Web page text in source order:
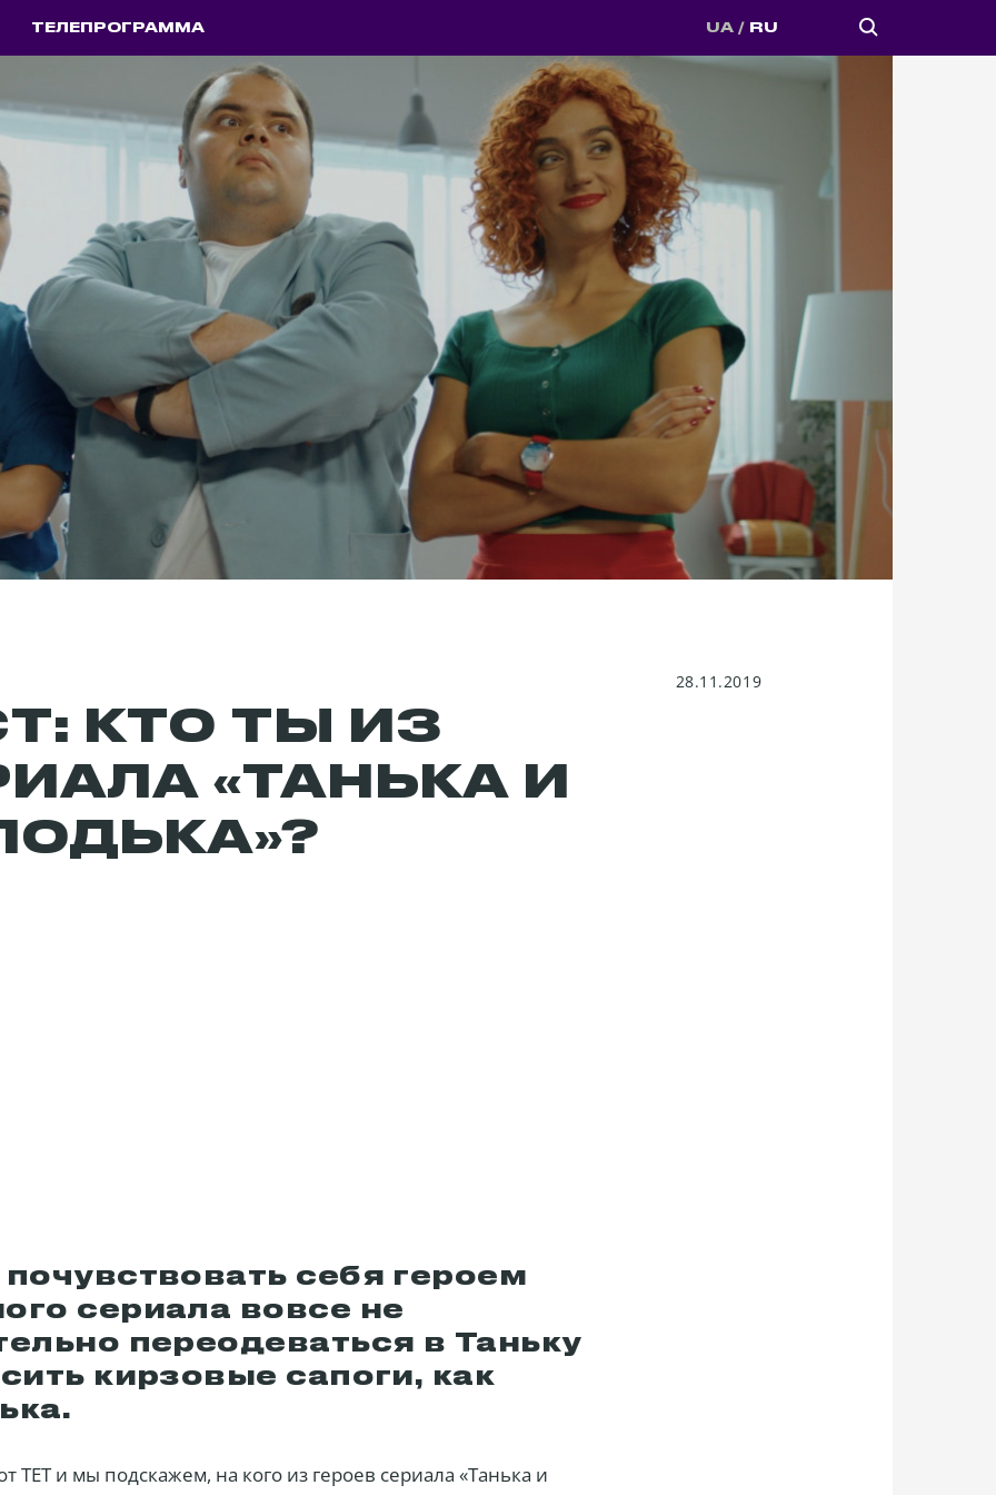
ТЕЛЕПРОГРАММА UA RU
28.11.2019
КТО ТЫ ИЗ
«ТАНЬКА И
себя героем
сериала вовсе не
переодеваться в Таньку
кирзовые сапоги, как
ТЕТ и мы подскажем, на кого из героев сериала «Танька и